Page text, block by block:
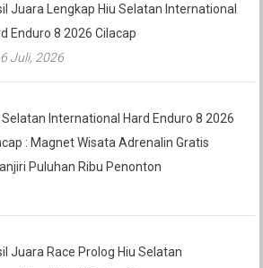
Juara Lengkap Hiu Selatan International
Enduro 8 2026 Cilacap
6 Juli, 2026
Selatan International Hard Enduro 8 2026
: Magnet Wisata Adrenalin Gratis
Puluhan Ribu Penonton
Juara Race Prolog Hiu Selatan